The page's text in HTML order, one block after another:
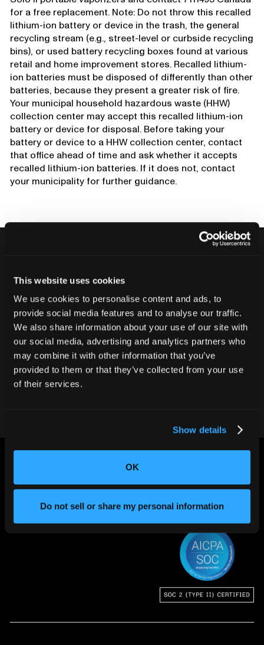
This website uses cookies
We use cookies to personalise content and ads, to
provide social media features and to analyse our traffic.
We also share information about your use of our site with
our social media, advertising and analytics partners who
may combine it with other information that you’ve
provided to them or that they’ve collected from your use
of their services.
Show details
OK
Do not sell or share my personal information
for a free replacement. Note: Do not throw this recalled
lithium-ion battery or device in the trash, the general
recycling stream (e.g., street-level or curbside recycling
bins), or used battery recycling boxes found at various
retail and home improvement stores. Recalled lithium-
ion batteries must be disposed of differently than other
batteries, because they present a greater risk of fire.
Your municipal household hazardous waste (HHW)
collection center may accept this recalled lithium-ion
battery or device for disposal. Before taking your
battery or device to a HHW collection center, contact
that office ahead of time and ask whether it accepts
recalled lithium-ion batteries. If it does not, contact
your municipality for further guidance.
別の不良品を出荷しないでくださ
い。
CT検査でお客様の評判と収益を守りま
しょう。
弊社チームにお問い合わせください
世界の”ものづくり”を変える。